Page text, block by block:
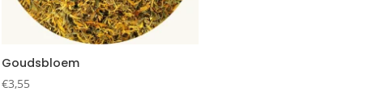
Goudsbloem
€3,55